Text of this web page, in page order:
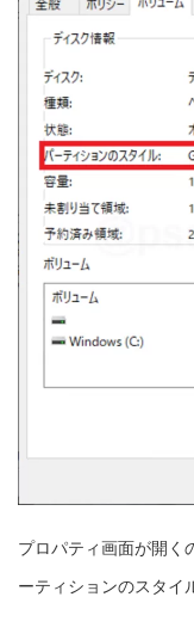
プロパティ画面が開く
ーティションのスタイ